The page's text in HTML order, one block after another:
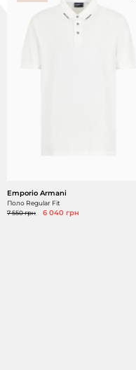
Emporio Armani
Поло Regular Fit
7 550 грн
6 040 грн